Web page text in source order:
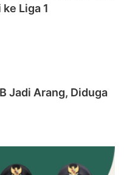
Liga 1
Jadi Arang, Diduga